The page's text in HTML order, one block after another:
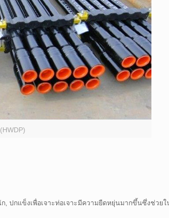
, ปกแข็งเพื่อเจาะท่อเจาะมีความยืดหยุ่นมากขึ้นซึ่งช่วย